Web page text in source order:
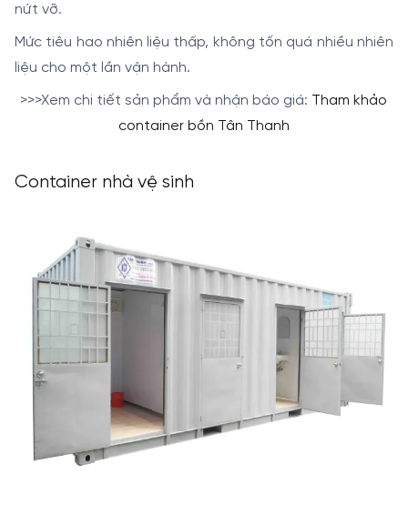
nứt vỡ.
Mức tiêu hao nhiên liệu thấp, không tốn quá nhiều nhiên
liệu cho một lần vận hành.
>>>Xem chi tiết sản phẩm và nhận báo giá: Tham khảo
container bồn Tân Thanh
Container nhà vệ sinh